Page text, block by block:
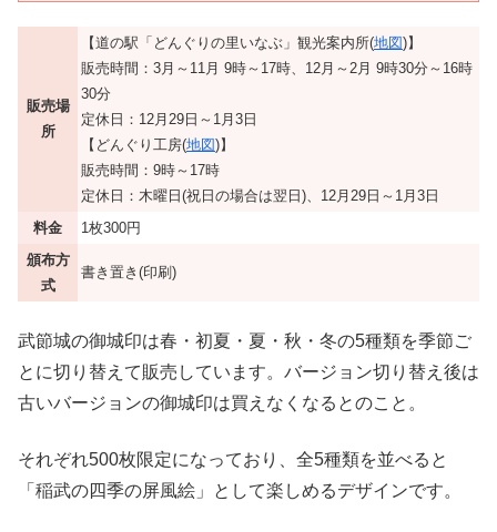
販売場
所
【道の駅「どんぐりの里いなぶ」観光案内所(地図)】
販売時間：3月～11月 9時～17時、12月～2月 9時30分～16時
30分
定休日：12月29日～1月3日
【どんぐり工房(地図)】
販売時間：9時～17時
定休日：木曜日(祝日の場合は翌日)、12月29日～1月3日
料金
1枚300円
頒布方
式
書き置き(印刷)
武節城の御城印は春・初夏・夏・秋・冬の5種類を季節ご
とに切り替えて販売しています。バージョン切り替え後は
古いバージョンの御城印は買えなくなるとのこと。
それぞれ500枚限定になっており、全5種類を並べると
「稲武の四季の屏風絵」として楽しめるデザインです。